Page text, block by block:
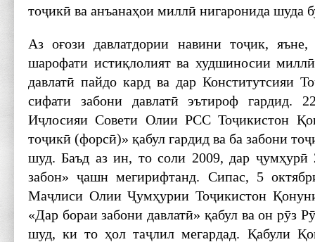
тоҷикӣ ва анъанаҳои миллӣ нигаронида шуда
Аз оғози давлатдории навини тоҷик,
шарофати истиқлолият ва худшиносии
давлатӣ пайдо кард ва дар Конститутсияи
сифати забони давлатӣ эътироф гардид.
Иҷлосияи Совети Олии РСС Тоҷикистон
тоҷикӣ (форсӣ)» қабул гардид ва ба забони
шуд. Баъд аз ин, то соли 2009, дар
забон» ҷашн мегирифтанд. Сипас, 5
Маҷлиси Олии Ҷумҳурии Тоҷикистон
«Дар бораи забони давлатӣ» қабул ва он рӯз
шуд, ки то ҳол таҷлил мегардад. Қабули